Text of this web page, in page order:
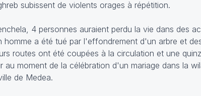
subissent de violents orages à répétition.
4 personnes auraient perdu la vie dans des
homme a été tué par l'effondrement d'un arbre et
routes ont été coupées à la circulation et une
moment de la célébration d'un mariage dans la
de Medea.